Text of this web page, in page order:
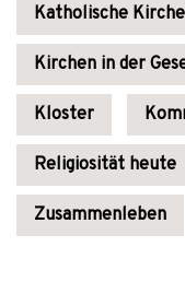
Katholische
Kirchen in der
Kloster
Religiosität heute
Zusammenleben